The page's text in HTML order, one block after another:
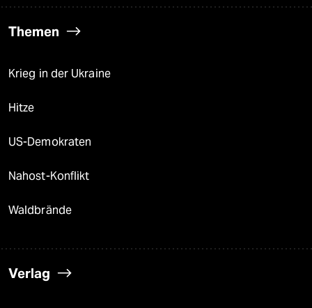
Themen
Krieg in der Ukraine
Hitze
US-Demokraten
Nahost-Konflikt
Waldbrände
Verlag